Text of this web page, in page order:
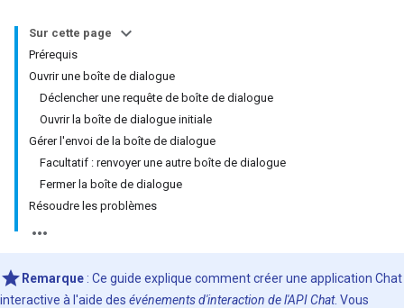
Sur cette page
Prérequis
Ouvrir une boîte de dialogue
Déclencher une requête de boîte de dialogue
Ouvrir la boîte de dialogue initiale
Gérer l'envoi de la boîte de dialogue
Facultatif : renvoyer une autre boîte de dialogue
Fermer la boîte de dialogue
Résoudre les problèmes
Remarque : Ce guide explique comment créer une application Chat
interactive à l'aide des événements d'interaction de l'API Chat. Vous